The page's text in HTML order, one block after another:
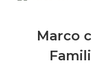
Marco